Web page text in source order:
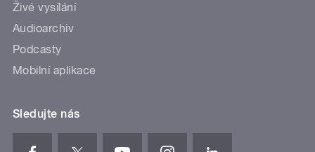
Živé vysílání
Audioarchiv
Podcasty
Mobilní aplikace
Sledujte nás